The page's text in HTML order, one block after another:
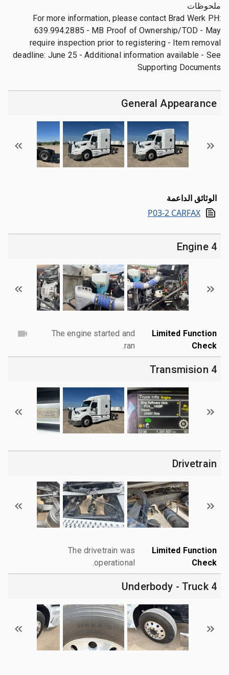
ملحوظات
For more information, please contact Brad Werk PH:
639.994.2885 - MB Proof of Ownership/TOD - May
require inspection prior to registering - Item removal
deadline: June 25 - Additional information available - See
Supporting Documents
General Appearance
الوثائق الداعمة
P03-2 CARFAX
4 Engine
Limited Function
Check
The engine started and
ran.
4 Transmision
Drivetrain
Limited Function
Check
The drivetrain was
operational.
4 Underbody - Truck